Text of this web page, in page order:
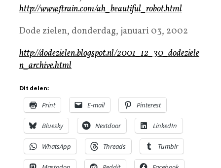
http://www.ftrain.com/ah_beautiful_robot.html
Dode zielen, donderdag, januari 03, 2002
http://dodezielen.blogspot.nl/2001_12_30_dodeziele
n_archive.html
Dit delen:
Print E-mail Pinterest
Bluesky Nextdoor LinkedIn
WhatsApp Threads Tumblr